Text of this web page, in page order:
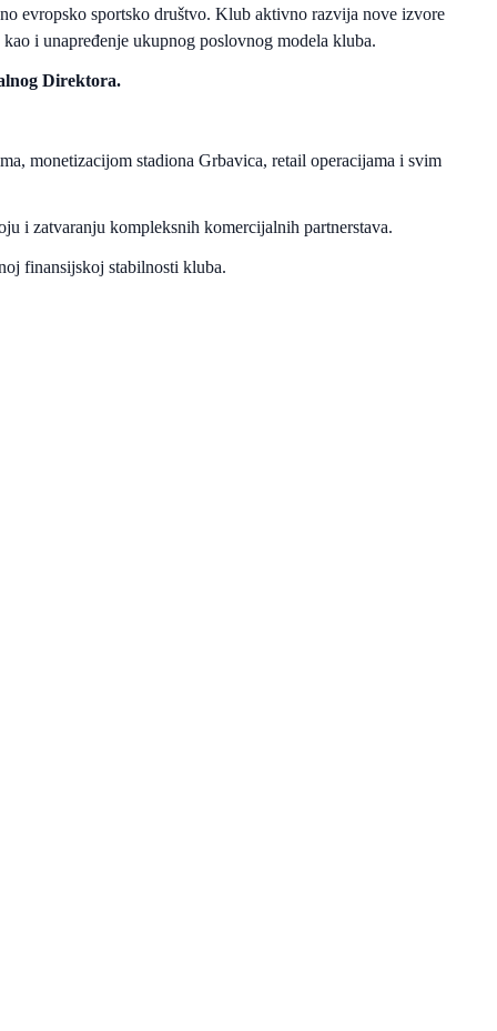
evropsko sportsko društvo. Klub aktivno razvija nove izvore
i unapređenje ukupnog poslovnog modela kluba.
Direktora.
monetizacijom stadiona Grbavica, retail operacijama i svim
i zatvaranju kompleksnih komercijalnih partnerstava.
finansijskoj stabilnosti kluba.